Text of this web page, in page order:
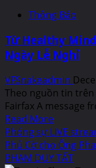
ngày
Tuần
cho
Ngày
22
Tháng
12
Năm
2019
for
the
County
Board
of
officers,
and
Thông Báo
Từ Healthy
Ngày Lễ Nghỉ
VFSnakeadmin
Theo nguồn tin
Fairfax A message
Read MoreRead
more
about
Từ
Phóng sự LIVE
Phủ Cờ cho Ông
PHẠM DUY TẤT